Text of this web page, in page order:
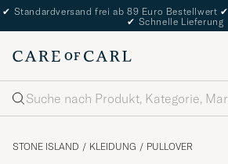
✔ Standardversand frei ab 89 Euro Bestellwert ✔
✔ Schnelle Lieferung
Suche
STONE ISLAND / KLEIDUNG / PULLOVER